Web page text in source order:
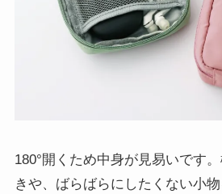
180°開くため中身が見易いです
きや、ばらばらにしたくない小